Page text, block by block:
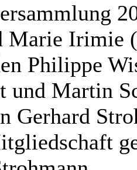
Marie Irimie
Philippe
und Martin
Gerhard